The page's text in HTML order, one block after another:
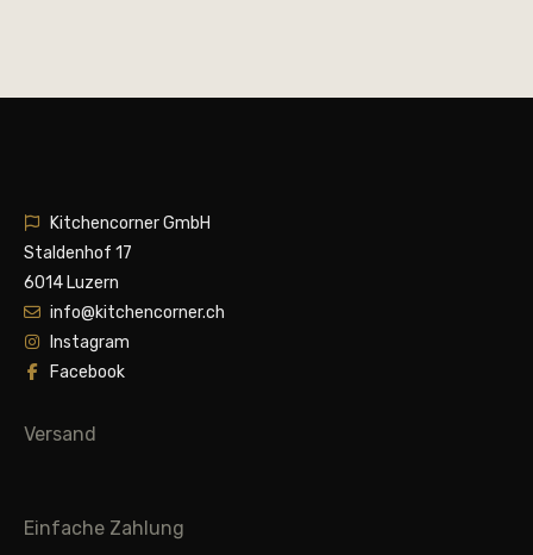
Kitchencorner GmbH
Staldenhof 17
6014 Luzern
info@kitchencorner.ch
Instagram
Facebook
Versand
Einfache Zahlung